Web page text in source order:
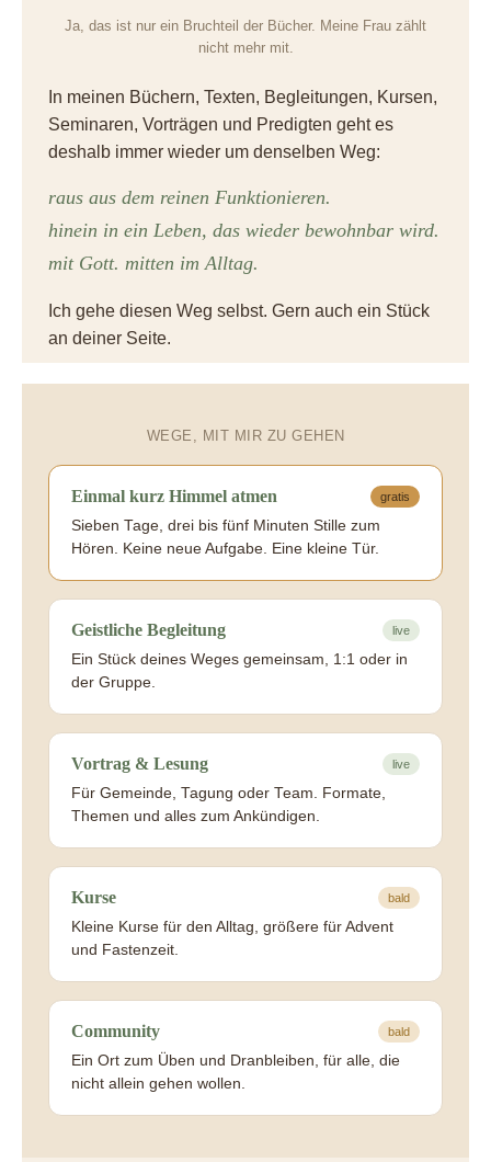
Ja, das ist nur ein Bruchteil der Bücher. Meine Frau zählt
nicht mehr mit.
In meinen Büchern, Texten, Begleitungen, Kursen,
Seminaren, Vorträgen und Predigten geht es
deshalb immer wieder um denselben Weg:
raus aus dem reinen Funktionieren.
hinein in ein Leben, das wieder bewohnbar wird.
mit Gott. mitten im Alltag.
Ich gehe diesen Weg selbst. Gern auch ein Stück
an deiner Seite.
WEGE, MIT MIR ZU GEHEN
Einmal kurz Himmel atmen gratis
Sieben Tage, drei bis fünf Minuten Stille zum
Hören. Keine neue Aufgabe. Eine kleine Tür.
Geistliche Begleitung live
Ein Stück deines Weges gemeinsam, 1:1 oder in
der Gruppe.
Vortrag & Lesung live
Für Gemeinde, Tagung oder Team. Formate,
Themen und alles zum Ankündigen.
Kurse bald
Kleine Kurse für den Alltag, größere für Advent
und Fastenzeit.
Community bald
Ein Ort zum Üben und Dranbleiben, für alle, die
nicht allein gehen wollen.